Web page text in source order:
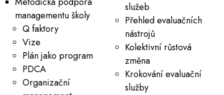
managementu školy
Q faktory
Vize
Plán jako program
PDCA
Organizační
služeb
Přehled evaluačních
nástrojů
Kolektivní růstová
změna
Krokování evaluační
služby